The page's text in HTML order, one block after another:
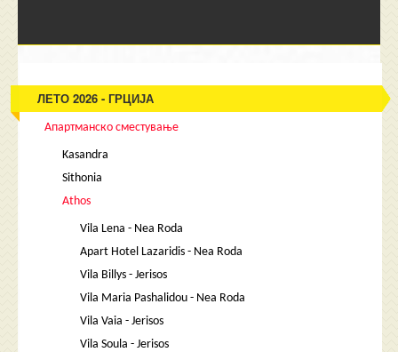
ЛЕТО 2026 - ГРЦИЈА
Апартманско сместување
Kasandra
Sithonia
Athos
Vila Lena - Nea Roda
Apart Hotel Lazaridis - Nea Roda
Vila Billys - Jerisos
Vila Maria Pashalidou - Nea Roda
Vila Vaia - Jerisos
Vila Soula - Jerisos